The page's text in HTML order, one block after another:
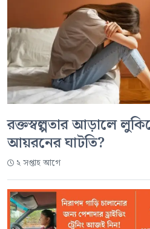
রক্তস্বল্পতার আড়ালে
আয়রনের ঘাটতি?
২ সপ্তাহ আগে